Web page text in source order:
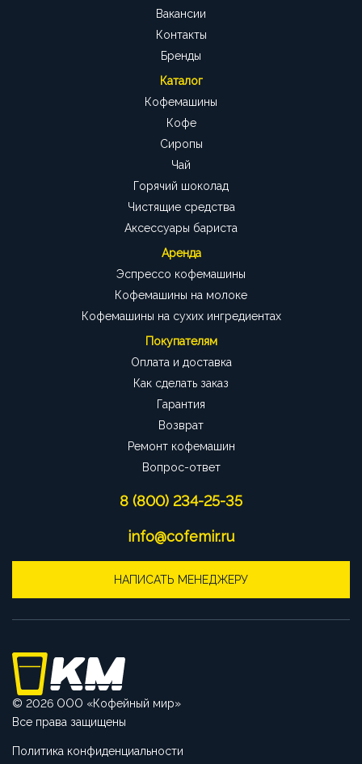
Вакансии
Контакты
Бренды
Каталог
Кофемашины
Кофе
Сиропы
Чай
Горячий шоколад
Чистящие средства
Аксессуары бариста
Аренда
Эспрессо кофемашины
Кофемашины на молоке
Кофемашины на сухих ингредиентах
Покупателям
Оплата и доставка
Как сделать заказ
Гарантия
Возврат
Ремонт кофемашин
Вопрос-ответ
8 (800) 234-25-35
info@cofemir.ru
НАПИСАТЬ МЕНЕДЖЕРУ
© 2026 ООО «Кофейный мир»
Все права защищены
Политика конфиденциальности